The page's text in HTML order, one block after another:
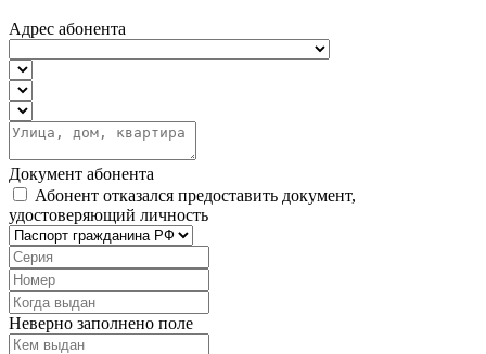
Адрес абонента
Документ абонента
Абонент отказался предоставить документ,
удостоверяющий личность
Неверно заполнено поле